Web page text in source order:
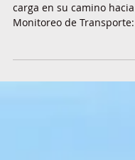
carga en su camino
Monitoreo de Transporte: